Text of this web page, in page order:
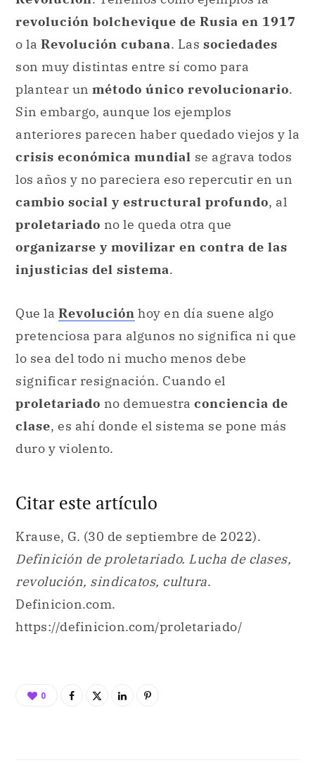
revolución bolchevique de Rusia en 1917
o la Revolución cubana. Las sociedades
son muy distintas entre sí como para
plantear un método único revolucionario.
Sin embargo, aunque los ejemplos
anteriores parecen haber quedado viejos y la
crisis económica mundial se agrava todos
los años y no pareciera eso repercutir en un
cambio social y estructural profundo, al
proletariado no le queda otra que
organizarse y movilizar en contra de las
injusticias del sistema.
Que la Revolución hoy en día suene algo
pretenciosa para algunos no significa ni que
lo sea del todo ni mucho menos debe
significar resignación. Cuando el
proletariado no demuestra conciencia de
clase, es ahí donde el sistema se pone más
duro y violento.
Citar este artículo
Krause, G. (30 de septiembre de 2022).
Definición de proletariado. Lucha de clases,
revolución, sindicatos, cultura.
Definicion.com.
https://definicion.com/proletariado/
0